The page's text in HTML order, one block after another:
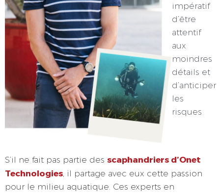
impératif
d’être
attentif
aux
moindres
détails et
d’anticiper
les
risques
S’il ne fait pas partie des scaphandriers d’Onet
Technologies , il partage avec eux cette passion
pour le milieu aquatique. Ces experts en